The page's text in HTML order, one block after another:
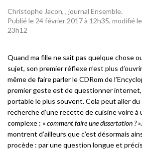
Christophe Jacon, , journal Ensemble.
Publié le 24 février 2017 à 12h35, modifié
23h12
Quand ma fille ne sait pas quelque chose
sujet, son premier réflexe n’est plus
même de faire parler le CDRom de
premier geste est de questionner internet,
portable le plus souvent. Cela peut aller du
recherche d’une recette de cuisine voire
complexe : «comment faire une dissertation ?
montrent d’ailleurs que c’est désormais
procède : par une question longue et